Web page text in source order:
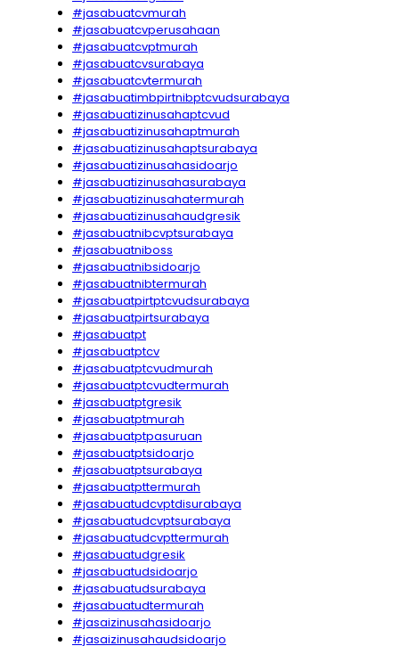
#jasabuatcvmurah
#jasabuatcvperusahaan
#jasabuatcvptmurah
#jasabuatcvsurabaya
#jasabuatcvtermurah
#jasabuatimbpirtnibptcvudsurabaya
#jasabuatizinusahaptcvud
#jasabuatizinusahaptmurah
#jasabuatizinusahaptsurabaya
#jasabuatizinusahasidoarjo
#jasabuatizinusahasurabaya
#jasabuatizinusahatermurah
#jasabuatizinusahaudgresik
#jasabuatnibcvptsurabaya
#jasabuatniboss
#jasabuatnibsidoarjo
#jasabuatnibtermurah
#jasabuatpirtptcvudsurabaya
#jasabuatpirtsurabaya
#jasabuatpt
#jasabuatptcv
#jasabuatptcvudmurah
#jasabuatptcvudtermurah
#jasabuatptgresik
#jasabuatptmurah
#jasabuatptpasuruan
#jasabuatptsidoarjo
#jasabuatptsurabaya
#jasabuatpttermurah
#jasabuatudcvptdisurabaya
#jasabuatudcvptsurabaya
#jasabuatudcvpttermurah
#jasabuatudgresik
#jasabuatudsidoarjo
#jasabuatudsurabaya
#jasabuatudtermurah
#jasaizinusahasidoarjo
#jasaizinusahaudsidoarjo